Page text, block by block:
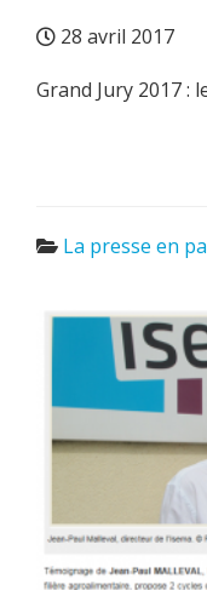
28 avril 2017
Grand Jury
La presse en